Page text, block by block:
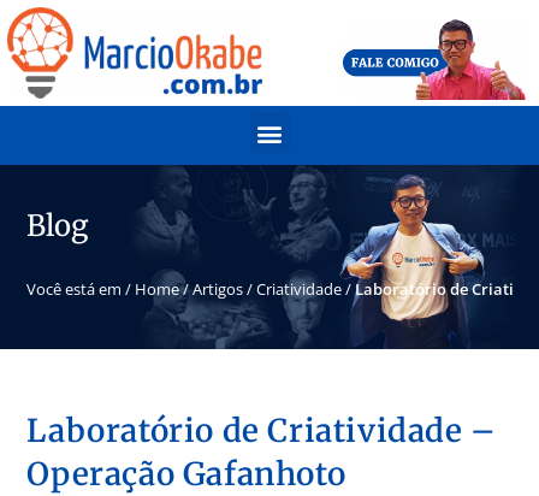
Blog
Você está em / Home/Artigos/Criatividade/Laboratório de
Laboratório de Criatividade –
Operação Gafanhoto